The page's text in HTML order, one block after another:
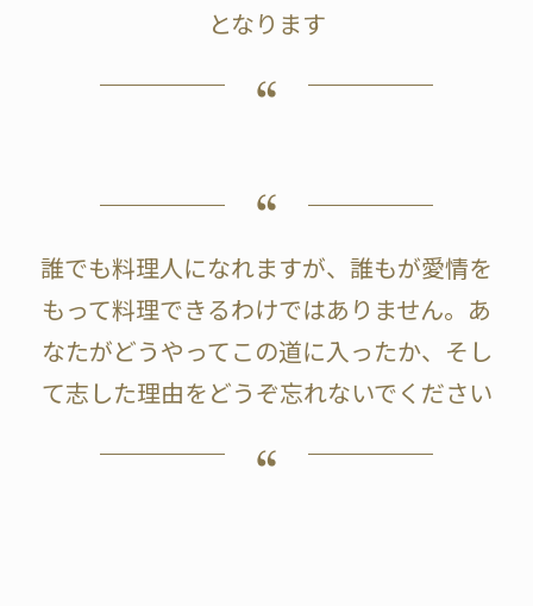
となります
誰でも料理人になれますが、誰もが愛情を
もって料理できるわけではありません。あ
なたがどうやってこの道に入ったか、そし
て志した理由をどうぞ忘れないでください